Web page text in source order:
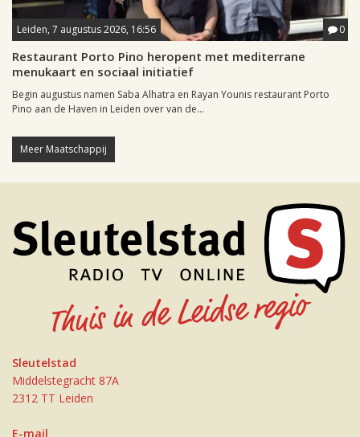
Leiden, 7 augustus 2026, 16:56 0
Restaurant Porto Pino heropent met mediterrane
menukaart en sociaal initiatief
Begin augustus namen Saba Alhatra en Rayan Younis restaurant Porto
Pino aan de Haven in Leiden over van de...
Meer Maatschappij
Sleutelstad
Middelstegracht 87A
2312 TT Leiden
E-mail